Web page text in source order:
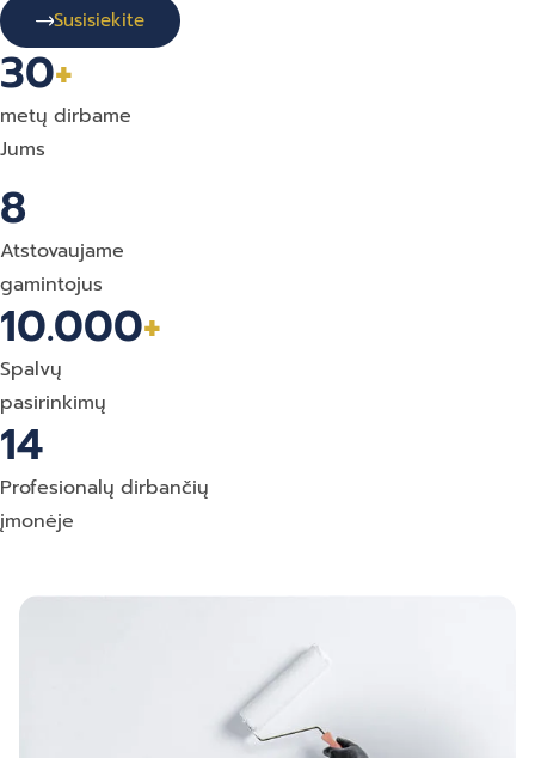
Susisiekite
30+
metų dirbame
Jums
8
Atstovaujame
gamintojus
10.000+
Spalvų
pasirinkimų
14
Profesionalų dirbančių
įmonėje